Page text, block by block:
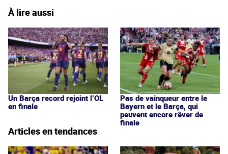
À lire aussi
Un Barça record rejoint l’OL
en finale
Pas de vainqueur entre le
Bayern et le Barça, qui
peuvent encore rêver de
finale
Articles en tendances